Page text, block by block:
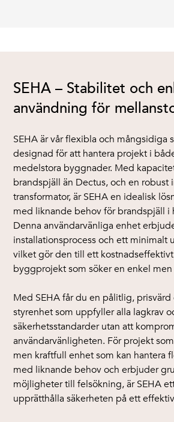
SEHA – Stabilitet och
användning för
SEHA är vår flexibla och mångsidiga
designad för att hantera projekt i
medelstora byggnader. Med
brandspjäll än Dectus, och en robust
transformator, är SEHA en idealisk
med liknande behov för brandspjäll i
Denna användarvänliga enhet
installationsprocess och ett minimalt
vilket gör den till ett
byggprojekt som söker en enkel men
Med SEHA får du en pålitlig, prisvärd
styrenhet som uppfyller alla lagkrav
säkerhetsstandarder utan att
användarvänligheten. För projekt
men kraftfull enhet som kan hantera
med liknande behov och erbjuder
möjligheter till felsökning, är SEHA
upprätthålla säkerheten på ett